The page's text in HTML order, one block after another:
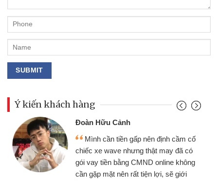
Ý kiến khách hàng
Đoàn Hữu Cảnh
Mình cần tiền gấp nên định cầm cố
chiếc xe wave nhưng thật may đã có
gói vay tiền bằng CMND online không
cần gặp mặt nên rất tiện lợi, sẽ giới